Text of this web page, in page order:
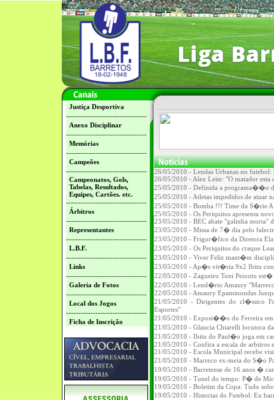
Justiça Desportiva
---------------------------------
Anexo Disciplinar
---------------------------------
Memórias
---------------------------------
Campeões
---------------------------------
Campeonatos, Gols,
Tabelas, Resultados,
Equipes, Cartões. etc.
---------------------------------
Árbitros
---------------------------------
Representantes
---------------------------------
L.B.F.
---------------------------------
Links
---------------------------------
Galeria de Fotos
---------------------------------
Local dos Jogos
---------------------------------
Ficha de Inscrição
26/05/2010 - Lendas Urbanas no
26/05/2010 - Alex Leite: "O matador esta
25/05/2010 - Definida a programa��o
25/05/2010 - Atletas impedidos de
25/05/2010 - Bomba !!! Time da S�rie A
25/05/2010 - Os Periquitos apresenta
23/05/2010 - BEC abate "galinha morta"
23/05/2010 - Missa de 7� dia pelo
23/05/2010 - Frigor�fico da Diretora
23/05/2010 - Os Periquitos do craque
23/05/2010 - Viver Feliz mant�m
23/05/2010 - Ap�s vit�ria 9x2 Ibitu
22/05/2010 - Zagueiro Toni Peixoto est�
22/05/2010 - Lend�rio Amaury
22/05/2010 - Amaury Epaminondas
21/05/2010 - Dirigentes do cl�ssico
Esportes"
21/05/2010 - Exposi��o do Ferreira
21/05/2010 - Glaucia Chiarelli locutora
21/05/2010 - Ibitu do Paul�o joga em
21/05/2010 - Confira a escala de arbitros
21/05/2010 - Escola Municipal recebe
21/05/2010 - Marreco ex-meia do S�o
19/05/2010 - Barretense de 16 anos �
19/05/2010 - Tunel do tempo: P� de
19/05/2010 - Boletim da Copa: Tudo
19/05/2010 - Historias do Futebol: Eu